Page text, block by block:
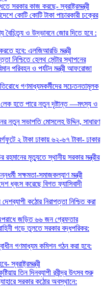
সরকার কাজ করছে- স্বরাষ্ট্রমন্ত্রী
কোটি কোটি টাকা পাচারকারী চক্রের
বৈচিত্র্য ও উদ্ভাবনে জোর দিতে হবে :
হবে: এলজিআরডি মন্ত্রী
নিশ্চিতে হেলথ সেন্টার স্থাপনের
পরিবহন ও পর্যটন মন্ত্রী আফরোজা
গণমাধ্যমকর্মীদের সচেতনতামূলক
লেক হতে পারে নতুন দৃষ্টান্ত —মৎস্য ও
নতুন সভাপতি মোসলেহ উদ্দিন, সাধারণ
২ টাকা ঢাকায় ৬২-৬৭ টাকা- ঢাকার
মৃত্যুতে স্থানীয় সরকার মন্ত্রীর
সক্ষমতা-সমাজকল্যাণ মন্ত্রী
ধ্বংস করেছে বিগত ফ্যাসিবাদী
কঠোর নিরাপত্তা নিশ্চিত করা
জড়িত ৬৬ জন গ্রেফতার
গড়ে তুলতে সরকার বদ্ধপরিকর:
গণমাধ্যম কমিশন গঠন করা হবে:
স্বরাষ্ট্রমন্ত্রী
তিন দিনব্যাপী রবীন্দ্র উৎসব শুরু
সরকার কঠোর অবস্থানে: